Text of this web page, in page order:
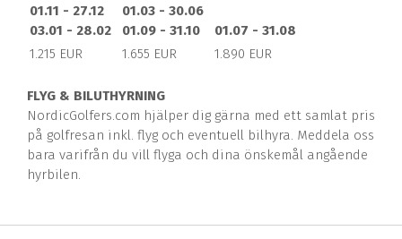
01.11 - 27.12
03.01 - 28.02
01.03 - 30.06
01.09 - 31.10
01.07 - 31.08
1.215 EUR
1.655 EUR 1.890 EUR
FLYG & BILUTHYRNING
NordicGolfers.com hjälper dig gärna med ett samlat pris
på golfresan inkl. flyg och eventuell bilhyra. Meddela oss
bara varifrån du vill flyga och dina önskemål angående
hyrbilen.